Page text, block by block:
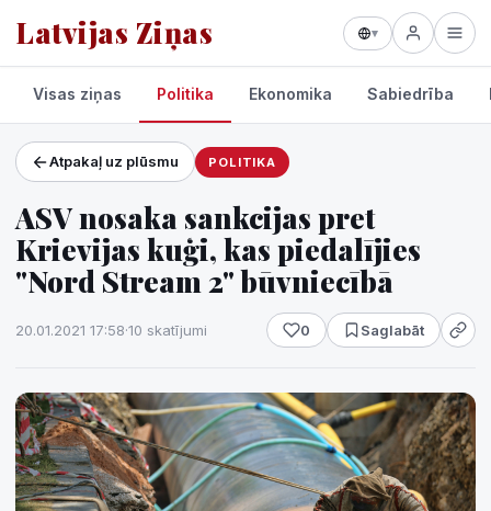
Latvijas Ziņas ▾
Projekti un pakalpojumi
Laikapstākļi
Visas ziņas Politika Ekonomika Sabiedrība
Atpakaļ uz plūsmu POLITIKA
ASV nosaka sankcijas pret
Krievijas kuģi, kas piedalījies
"Nord Stream 2" būvniecībā
20.01.2021 17:58·10 skatījumi 0 Saglabāt